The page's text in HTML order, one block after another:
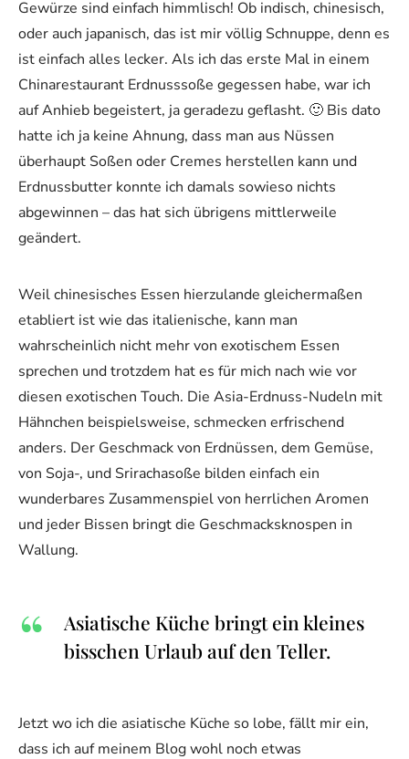
Gewürze sind einfach himmlisch! Ob indisch, chinesisch,
oder auch japanisch, das ist mir völlig Schnuppe, denn es
ist einfach alles lecker. Als ich das erste Mal in einem
Chinarestaurant Erdnusssoße gegessen habe, war ich
auf Anhieb begeistert, ja geradezu geflasht. 🙂 Bis dato
hatte ich ja keine Ahnung, dass man aus Nüssen
überhaupt Soßen oder Cremes herstellen kann und
Erdnussbutter konnte ich damals sowieso nichts
abgewinnen – das hat sich übrigens mittlerweile
geändert.
Weil chinesisches Essen hierzulande gleichermaßen
etabliert ist wie das italienische, kann man
wahrscheinlich nicht mehr von exotischem Essen
sprechen und trotzdem hat es für mich nach wie vor
diesen exotischen Touch. Die Asia-Erdnuss-Nudeln mit
Hähnchen beispielsweise, schmecken erfrischend
anders. Der Geschmack von Erdnüssen, dem Gemüse,
von Soja-, und Srirachasoße bilden einfach ein
wunderbares Zusammenspiel von herrlichen Aromen
und jeder Bissen bringt die Geschmacksknospen in
Wallung.
Asiatische Küche bringt ein kleines
bisschen Urlaub auf den Teller.
Jetzt wo ich die asiatische Küche so lobe, fällt mir ein,
dass ich auf meinem Blog wohl noch etwas